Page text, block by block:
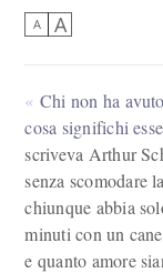
A A
Chi non ha
cosa significhi
scriveva Arthur
senza scomodare
chiunque abbia
minuti con un
e quanto amore